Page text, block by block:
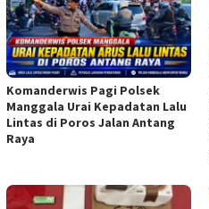
Komanderwis Pagi Polsek
Manggala Urai Kepadatan Lalu
Lintas di Poros Jalan Antang
Raya